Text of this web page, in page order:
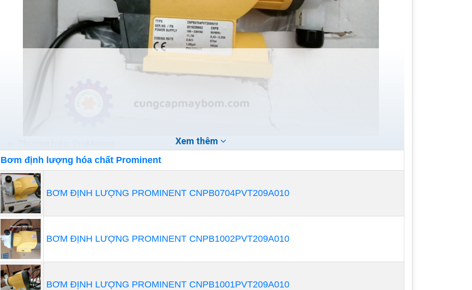
Xuất xứ: ĐỨC
Lưu lượng: 3,9 l/h
Áp xuất max: 7bar
Công suất: 11,1w
Bơm các loại hóa chất, sử dụng bơm chất lỏng công nghiệp như bơm hóa chất, bơm định lượng có thể
sử dụng nhưmáy bơm thực phẩmnhư chất lỏng thực phẩm, si rô, nước mắm,... bơm nguyên liệu làm
thuốc dạng nước,....
Bơm Định Lượng ProMinent CNPB1002PVT209A010
Xem thêm
Bơm định lượng hóa chất Prominent
BƠM ĐỊNH LƯỢNG PROMINENT CNPB0704PVT209A010
BƠM ĐỊNH LƯỢNG PROMINENT CNPB1002PVT209A010
BƠM ĐỊNH LƯỢNG PROMINENT CNPB1001PVT209A010